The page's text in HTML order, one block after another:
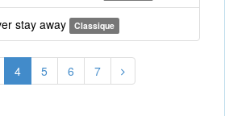
stay away Classique
4 5 6 7